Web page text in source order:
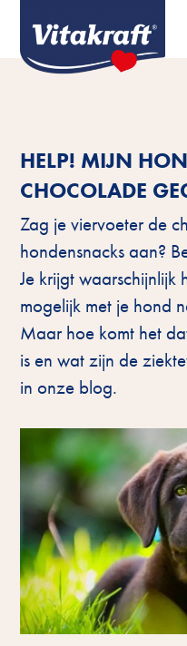
HELP! MIJN
CHOCOLADE
Zag je viervoeter de
hondensnacks aan?
Je krijgt waarschijnlijk
mogelijk met je hond
Maar hoe komt het
is en wat zijn de
in onze blog.